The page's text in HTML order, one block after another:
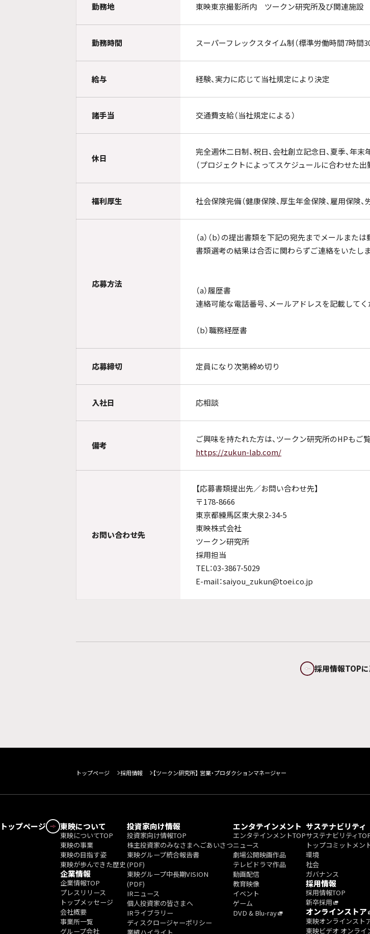
勤務地 東映東京撮影所内 ツークン研究所及び関連施設
勤務時間 スーパーフレックスタイム制（標準労働時間7時間
給与 経験、実力に応じて当社規定により決定
諸手当 交通費支給（当社規定による）
休日
完全週休二日制、祝日、会社創立記念日、夏季、年末
（プロジェクトによってスケジュールに合わせた
福利厚生 社会保険完備（健康保険、厚生年金保険、雇用保険、
応募方法
（a）（b）の提出書類を下記の宛先までメールまた
書類選考の結果は合否に関わらずご連絡をいたしま
（a）履歴書
連絡可能な電話番号、メールアドレスを記載してく
（b）職務経歴書
応募締切 定員になり次第締め切り
入社日 応相談
備考
ご興味を持たれた方は、ツークン研究所のHPもご
https://zukun-lab.com/
お問い合わせ先
【応募書類提出先／お問い合わせ先】
〒178-8666
東京都練馬区東大泉2-34-5
東映株式会社
ツークン研究所
採用担当
TEL：03-3867-5029
E-mail：saiyou_zukun@toei.co.jp
トップページ 採用情報 【ツークン研究所】 営業・プロダクションマネージャー
東映について
東映についてTOP
東映の事業
東映の目指す姿
東映が歩んできた歴史
企業情報
企業情報TOP
プレスリリース
トップメッセージ
会社概要
事業所一覧
グループ会社
投資家向け情報
投資家向け情報TOP
株主投資家のみなさまへごあいさつ
東映グループ統合報告書
(PDF)
東映グループ中長期VISION
(PDF)
IRニュース
個人投資家の皆さまへ
IRライブラリー
ディスクロージャーポリシー
業績ハイライト
エンタテインメント
エンタテインメントTOP
ニュース
劇場公開映画作品
テレビドラマ作品
動画配信
教育映像
イベント
ゲーム
DVD & Blu-ray
サステナビリティ
サステナビリティ
トップコミットメン
環境
社会
ガバナンス
採用情報
採用情報TOP
新卒採用
オンラインストア
東映オンラインスト
東映ビデオ オンライ